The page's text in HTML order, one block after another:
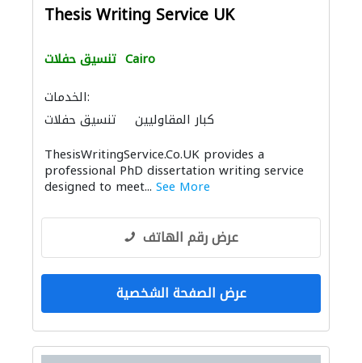
Thesis Writing Service UK
تنسيق حفلات Cairo
الخدمات:
تنسيق حفلات
كبار المقاوليين
ThesisWritingService.Co.UK provides a
professional PhD dissertation writing service
designed to meet... See More
عرض رقم الهاتف
عرض الصفحة الشخصية